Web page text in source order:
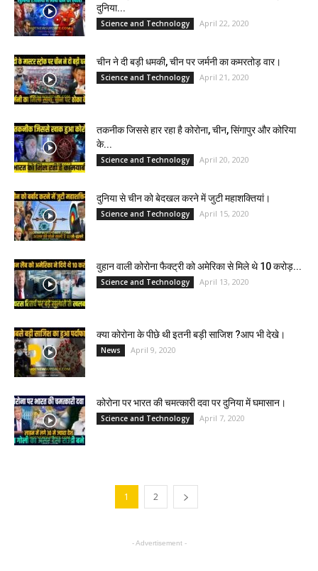
दुनिया...
Science and Technology April 22, 2020
चीन ने दी बड़ी धमकी, चीन पर जर्मनी का कमरतोड़ वार।
Science and Technology April 21, 2020
तकनीक जिससे हार रहा है कोरोना, चीन, सिंगापुर और कोरिया
के...
Science and Technology April 20, 2020
दुनिया से चीन को बेदखल करने में जुटी महाशक्तियां।
Science and Technology April 15, 2020
वुहान वाली कोरोना फैक्ट्री को अमेरिका से मिले थे 10 करोड़...
Science and Technology April 13, 2020
क्या कोरोना के पीछे थी इतनी बड़ी साजिश ?आप भी देखे।
News April 9, 2020
कोरोना पर भारत की चमत्कारी दवा पर दुनिया में घमासान।
Science and Technology April 7, 2020
1 2
- Advertisement -